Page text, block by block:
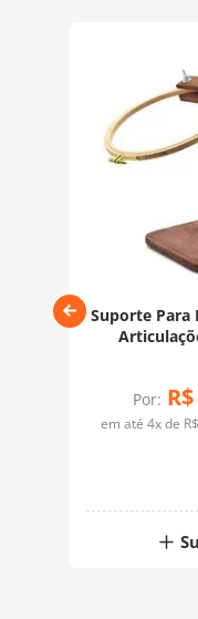
Suporte Para
Por: R$
em até4x de R$